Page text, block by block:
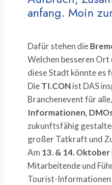
anfang. Moin
Dafür stehen die
Welchen besseren
diese Stadt könnte es
DieTI.CONist DAS
Branchenevent für
Informationen,
zukunftsfähig
großer Tatkraft und
Am 13. & 14. Oktober
Mitarbeitende und
Tourist-Informationen